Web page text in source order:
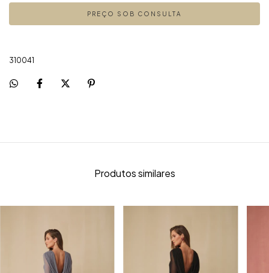
310041
Produtos similares